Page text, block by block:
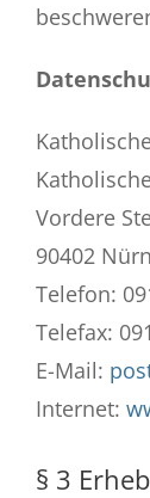
Vordere
90402
Telefon:
Telefax:
E-Mail:
Internet:
§ 3